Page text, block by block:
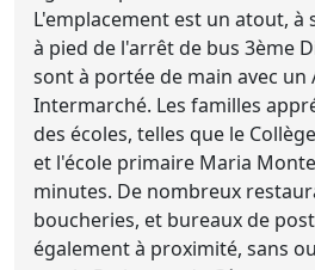
L'emplacement est un atout, à
à pied de l'arrêt de bus 3ème
sont à portée de main avec un
Intermarché. Les familles
des écoles, telles que le
et l'école primaire Maria
minutes. De nombreux
boucheries, et bureaux de
également à proximité, sans